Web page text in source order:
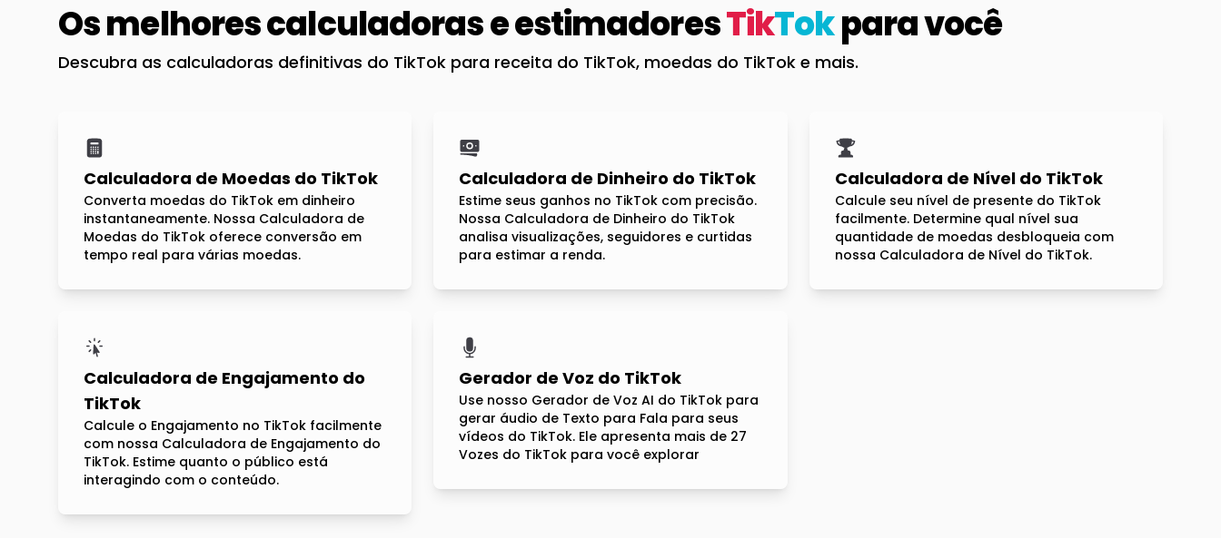
Os melhores calculadoras e estimadoresTikTokpara você
Descubra as calculadoras definitivas do TikTok para receita do TikTok, moedas do TikTok e mais.
Calculadora de Moedas do TikTok
Converta moedas do TikTok em dinheiro
instantaneamente. Nossa Calculadora de
Moedas do TikTok oferece conversão em
tempo real para várias moedas.
Calculadora de Dinheiro do TikTok
Estime seus ganhos no TikTok com precisão.
Nossa Calculadora de Dinheiro do TikTok
analisa visualizações, seguidores e curtidas
para estimar a renda.
Calculadora de Nível do TikTok
Calcule seu nível de presente do TikTok
facilmente. Determine qual nível sua
quantidade de moedas desbloqueia com
nossa Calculadora de Nível do TikTok.
Calculadora de Engajamento do
TikTok
Calcule o Engajamento no TikTok facilmente
com nossa Calculadora de Engajamento do
TikTok. Estime quanto o público está
interagindo com o conteúdo.
Gerador de Voz do TikTok
Use nosso Gerador de Voz AI do TikTok para
gerar áudio de Texto para Fala para seus
vídeos do TikTok. Ele apresenta mais de 27
Vozes do TikTok para você explorar